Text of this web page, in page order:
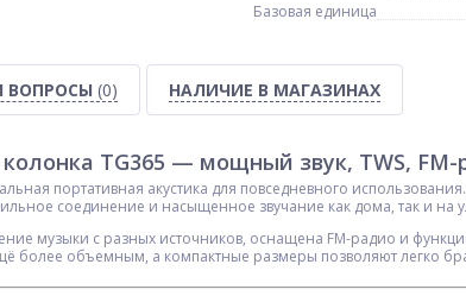
Базовая единица
ВОПРОСЫ (0) НАЛИЧИЕ В МАГАЗИНАХ
TG365 — мощный звук, TWS, FM-
портативная акустика для повседневного
соединение и насыщенное звучание как дома, так и на
музыки с разных источников, оснащена FM-радио и
более объемным, а компактные размеры позволяют легко